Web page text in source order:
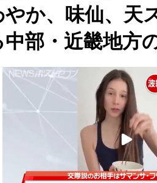
やか、味仙、
部・近畿地方